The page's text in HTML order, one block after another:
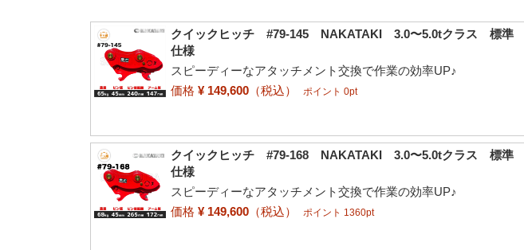
クイックヒッチ #79-145 NAKATAKI 3.0〜5.0tクラス 標準
仕様
スピーディーなアタッチメント交換で作業の効率UP♪
価格 ¥ 149,600 （税込） ポイント 0pt
クイックヒッチ #79-168 NAKATAKI 3.0〜5.0tクラス 標準
仕様
スピーディーなアタッチメント交換で作業の効率UP♪
価格 ¥ 149,600 （税込） ポイント 1360pt